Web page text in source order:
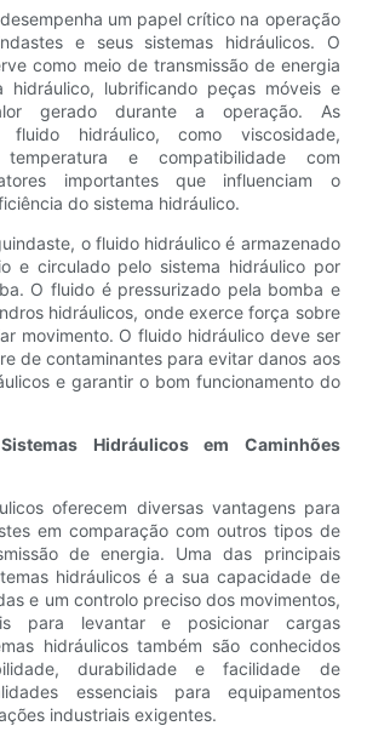
um papel crítico na operação
e seus sistemas hidráulicos. O
como meio de transmissão de energia
hidráulico, lubrificando peças móveis e
gerado durante a operação. As
fluido hidráulico, como viscosidade,
e compatibilidade com
importantes que influenciam o
do sistema hidráulico.
o fluido hidráulico é armazenado
e circulado pelo sistema hidráulico por
O fluido é pressurizado pela bomba e
hidráulicos, onde exerce força sobre
movimento. O fluido hidráulico deve ser
de contaminantes para evitar danos aos
e garantir o bom funcionamento do
Hidráulicos em Caminhões
oferecem diversas vantagens para
em comparação com outros tipos de
de energia. Uma das principais
hidráulicos é a sua capacidade de
e um controlo preciso dos movimentos,
para levantar e posicionar cargas
hidráulicos também são conhecidos
durabilidade e facilidade de
essenciais para equipamentos
industriais exigentes.